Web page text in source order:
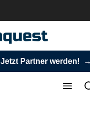
Jetzt Partner werden!